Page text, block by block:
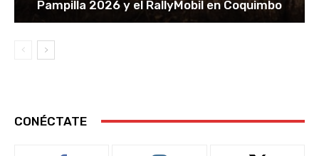
Pampilla 2026 y el RallyMobil en Coquimbo
CONÉCTATE